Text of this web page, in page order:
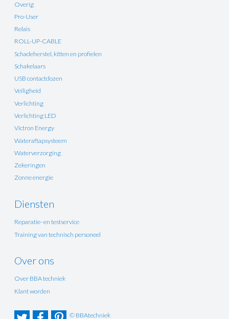
Overig
Pro-User
Relais
ROLL-UP-CABLE
Schadeherstel, kitten en profielen
Schakelaars
USB contactdozen
Veiligheid
Verlichting
Verlichting LED
Victron Energy
Wateraftapsysteem
Waterverzorging
Zekeringen
Zonne energie
Diensten
Reparatie- en testservice
Training van technisch personeel
Over ons
Over BBA techniek
Klant worden
© BBAtechniek